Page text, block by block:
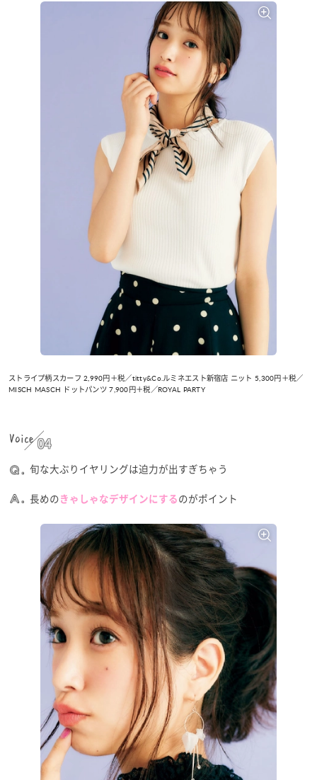
ストライプ柄スカーフ 2,990円＋税／titty&Co.ルミネエスト新宿店 ニット 5,300円＋税／
MISCH MASCH ドットパンツ 7,900円＋税／ROYAL PARTY
Voice 04
旬な大ぶりイヤリングは迫力が出すぎちゃう
長めのきゃしゃなデザインにするのがポイント